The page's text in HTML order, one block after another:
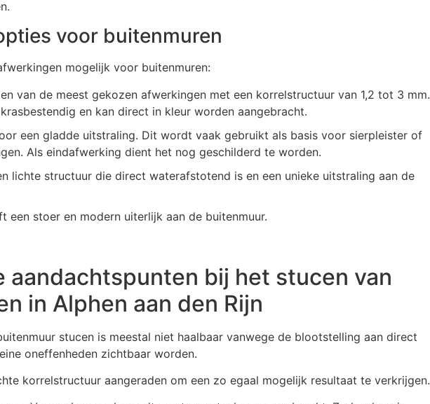
voor buitenmuren
mogelijk voor buitenmuren:
van de meest gekozen afwerkingen met een korrelstructuur van 1,2 tot 3 mm.
en kan direct in kleur worden aangebracht.
een gladde uitstraling. Dit wordt vaak gebruikt als basis voor sierpleister of
Als eindafwerking dient het nog geschilderd te worden.
lichte structuur die direct waterafstotend is en een unieke uitstraling aan de
een stoer en modern uiterlijk aan de buitenmuur.
aandachtspunten bij het stucen van
in Alphen aan den Rijn
stucen is meestal niet haalbaar vanwege de blootstelling aan direct
oneffenheden zichtbaar worden.
korrelstructuur aangeraden om een zo egaal mogelijk resultaat te verkrijgen.